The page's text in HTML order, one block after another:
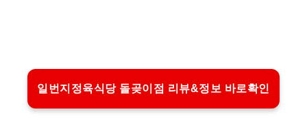
일번지정육식당 돌곶이점 리뷰&정보 바로확인